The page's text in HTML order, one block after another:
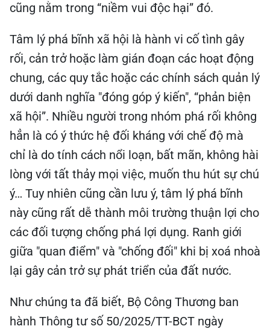
cũng nằm trong “niềm vui độc hại” đó.
Tâm lý phá bĩnh xã hội là hành vi cố tình gây
rối, cản trở hoặc làm gián đoạn các hoạt động
chung, các quy tắc hoặc các chính sách quản lý
dưới danh nghĩa "đóng góp ý kiến", “phản biện
xã hội”. Nhiều người trong nhóm phá rối không
hẳn là có ý thức hệ đối kháng với chế độ mà
chỉ là do tính cách nổi loạn, bất mãn, không hài
lòng với tất thảy mọi việc, muốn thu hút sự chú
ý… Tuy nhiên cũng cần lưu ý, tâm lý phá bĩnh
này cũng rất dễ thành môi trường thuận lợi cho
các đối tượng chống phá lợi dụng. Ranh giới
giữa "quan điểm" và "chống đối" khi bị xoá nhoà
lại gây cản trở sự phát triển của đất nước.
Như chúng ta đã biết, Bộ Công Thương ban
hành Thông tư số 50/2025/TT-BCT ngày